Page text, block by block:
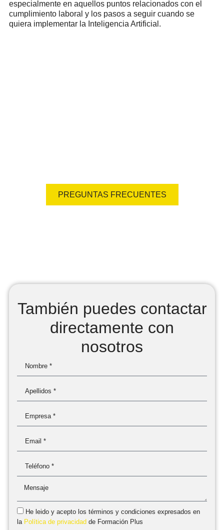
especialmente en aquellos puntos relacionados con el
cumplimiento laboral y los pasos a seguir cuando se
quiera implementar la Inteligencia Artificial.
PREGUNTAS FRECUENTES
También puedes contactar
directamente con
nosotros
He leido y acepto los términos y condiciones expresados en
la Política de privacidad de Formación Plus